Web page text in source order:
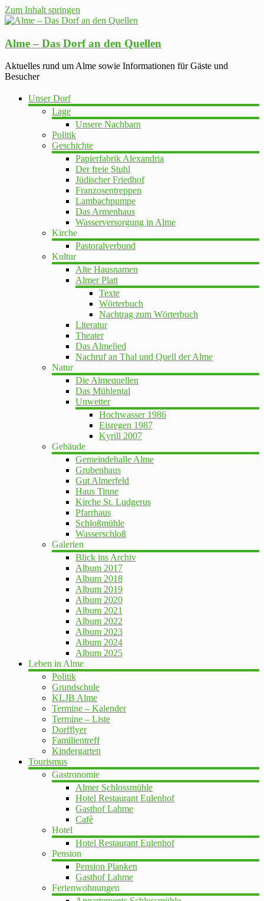
Zum Inhalt springen
Alme – Das Dorf an den Quellen
Aktuelles rund um Alme sowie Informationen für Gäste und
Besucher
Unser Dorf
Lage
Unsere Nachbarn
Politik
Geschichte
Papierfabrik Alexandria
Der freie Stuhl
Jüdischer Friedhof
Franzosentreppen
Lambachpumpe
Das Armenhaus
Wasserversorgung in Alme
Kirche
Pastoralverbund
Kultur
Alte Hausnamen
Almer Platt
Texte
Wörterbuch
Nachtrag zum Wörterbuch
Literatur
Theater
Das Almelied
Nachruf an Thal und Quell der Alme
Natur
Die Almequellen
Das Mühlental
Unwetter
Hochwasser 1986
Eisregen 1987
Kyrill 2007
Gebäude
Gemeindehalle Alme
Grubenhaus
Gut Almerfeld
Haus Tinne
Kirche St. Ludgerus
Pfarrhaus
Schloßmühle
Wasserschloß
Galerien
Blick ins Archiv
Album 2017
Album 2018
Album 2019
Album 2020
Album 2021
Album 2022
Album 2023
Album 2024
Album 2025
Leben in Alme
Politik
Grundschule
KLJB Alme
Termine – Kalender
Termine – Liste
Dorfflyer
Familientreff
Kindergarten
Tourismus
Gastronomie
Almer Schlossmühle
Hotel Restaurant Eulenhof
Gasthof Lahme
Cafè
Hotel
Hotel Restaurant Eulenhof
Pension
Pension Planken
Gasthof Lahme
Ferienwohnungen